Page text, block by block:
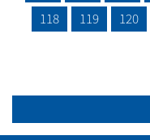
118
119 120